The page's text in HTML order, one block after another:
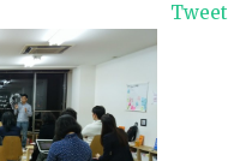
Tweet